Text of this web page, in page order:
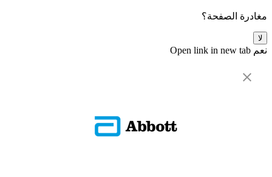
مغادرة الصفحة؟
لا
نعم Open link in new tab